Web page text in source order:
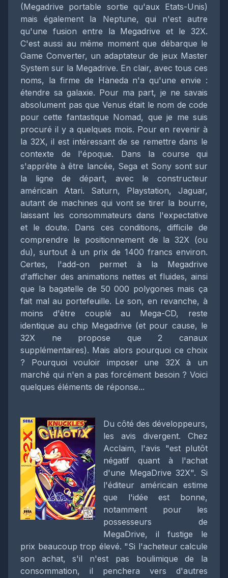
(Megadrive portable sortie qu'aux Etats-Unis)
mais également la Neptune, qui n'est autre
qu'une fusion entre la Megadrive et le 32X.
C'est aussi au même moment que débarque le
Game Converter, un adaptateur de jeux Master
System sur la Megadrive. En clair, avec tous ces
noms, la firme de Haneda n'a qu'une envie :
étendre sa galaxie. Pour ma part, je ne savais
absolument pas que Venus était le nom de code
pour cette fantastique Nomad, que je me suis
procuré il y a quelques mois. Pour en revenir à
la 32X, il est intéressant de se remettre dans le
contexte de l'époque. Dans la course qui
s'apprête à être lancée, Sega et Sony sont sur
la ligne de départ, avec le constructeur
américain Atari. Saturn, Playstation, Jaguar,
autant de machines qui vont se tirer la bourre,
laissant les consommateurs dans l'expectative
et le doute. Dans ces conditions, difficile de
comprendre le positionnement de la 32X (ou
du), surtout à un prix de 1400 francs environ.
Certes, l'add-on permet à la Megadrive
d'afficher des animations nettes et fluides, ainsi
que la bagatelle de 50 000 polygones mais ça
fait mal au portefeuille. Le son, en revanche, à
moins d'être couplé au Mega-CD, reste
identique au chip Megadrive (et pour cause, le
32X ne propose que 2 canaux
supplémentaires). Mais alors pourquoi ce choix
? Pourquoi vouloir imposer une 32X à un
marché qui n'en a pas forcément besoin ? Voici
quelques éléments de réponse...
Du côté des développeurs,
les avis divergent. Chez
Acclaim, l'avis "est plutôt
négatif quant à l'achat
d'une MegaDrive 32X". Si
l'éditeur américain estime
que l'idée est bonne,
notamment pour les
possesseurs de
MegaDrive, il fustige le
prix beaucoup trop élevé. "Si l'acheteur calcule
son achat, s'il n'est pas boulimique de la
consommation, il penchera vers d'autres